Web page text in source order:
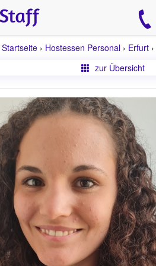
Startseite › Hostessen Personal › Erfurt ›
zur Übersicht